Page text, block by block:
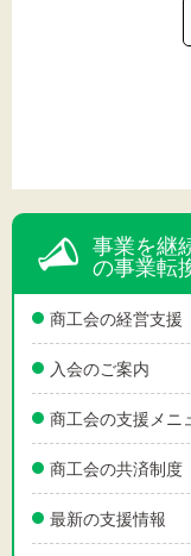
事業を継
の事業転
商工会の経営支援
入会のご案内
商工会の支援メニ
商工会の共済制度
最新の支援情報